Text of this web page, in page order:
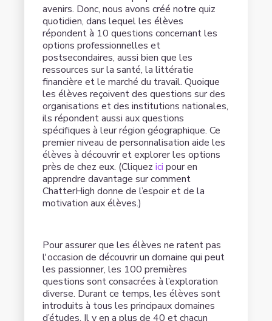
avenirs. Donc, nous avons créé notre quiz
quotidien, dans lequel les élèves
répondent à 10 questions concernant les
options professionnelles et
postsecondaires, aussi bien que les
ressources sur la santé, la littératie
financière et le marché du travail. Quoique
les élèves reçoivent des questions sur des
organisations et des institutions nationales,
ils répondent aussi aux questions
spécifiques à leur région géographique. Ce
premier niveau de personnalisation aide les
élèves à découvrir et explorer les options
près de chez eux. (Cliquezici pour en
apprendre davantage sur comment
ChatterHigh donne de l’espoir et de la
motivation aux élèves.)
Pour assurer que les élèves ne ratent pas
l'occasion de découvrir un domaine qui peut
les passionner, les 100 premières
questions sont consacrées à l’exploration
diverse. Durant ce temps, les élèves sont
introduits à tous les principaux domaines
d’études. Il y en a plus de 40 et chacun